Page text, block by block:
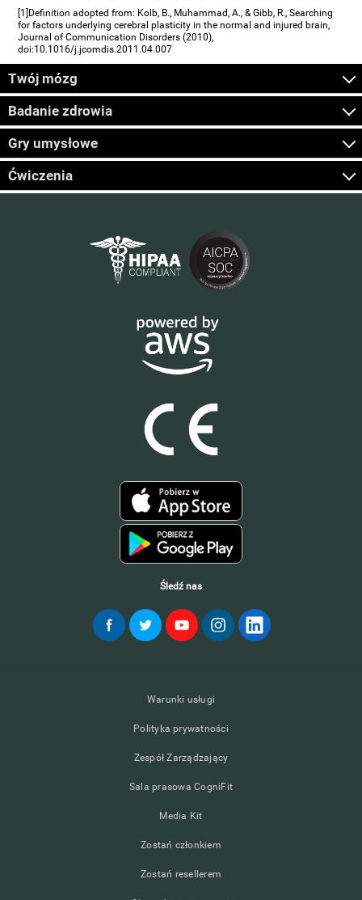
[1]Definition adopted from: Kolb, B., Muhammad, A., & Gibb, R., Searching
for factors underlying cerebral plasticity in the normal and injured brain,
Journal of Communication Disorders (2010),
doi:10.1016/j.jcomdis.2011.04.007
Twój mózg
Badanie zdrowia
Gry umysłowe
Ćwiczenia
Śledź nas
Warunki usługi
Polityka prywatności
Zespół Zarządzający
Sala prasowa CogniFit
Media Kit
Zostań członkiem
Zostań resellerem